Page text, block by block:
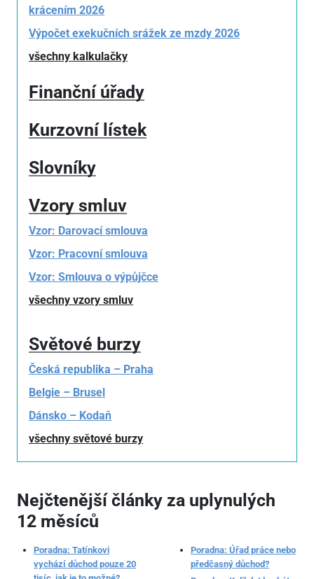
krácením 2026
Výpočet exekučních srážek ze mzdy 2026
všechny kalkulačky
Finanční úřady
Kurzovní lístek
Slovníky
Vzory smluv
Vzor: Darovací smlouva
Vzor: Pracovní smlouva
Vzor: Smlouva o výpůjčce
všechny vzory smluv
Světové burzy
Česká republika – Praha
Belgie – Brusel
Dánsko – Kodaň
všechny světové burzy
Nejčtenější články za uplynulých
12 měsíců
Poradna: Tatínkovi
vychází důchod pouze 20
Poradna: Úřad práce nebo
předčasný důchod?